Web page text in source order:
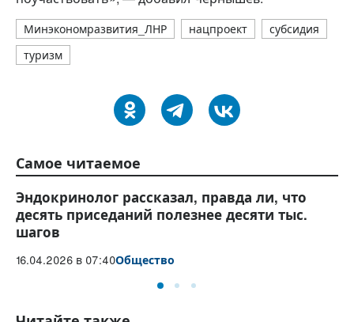
Руководитель уточнил, что три субъекта получили
средства на обустройство пляжей, еще два — на
устройство бассейнов, в том числе для лиц с
ограниченными возможностями здоровья.
настоящее время проходит период сдачи
отчетности. Сразу скажу, что в следующем году мы
приглашаем всех предпринимателей
поучаствовать», — добавил Чернышев.
Минэкономразвития_ЛНР нацпроект субсидия
туризм